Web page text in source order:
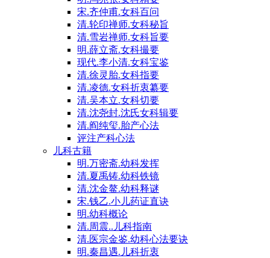
宋.齐仲甫.女科百问
清.轮印禅师.女科秘旨
清.雪岩禅师.女科旨要
明.薛立斋.女科撮要
现代.李小清.女科宝鉴
清.徐灵胎.女科指要
清.凌德.女科折衷纂要
清.吴本立.女科切要
清.沈尧封.沈氏女科辑要
清.阎纯玺.胎产心法
评注产科心法
儿科古籍
明.万密斋.幼科发挥
清.夏禹铸.幼科铁镜
清.沈金鳌.幼科释谜
宋.钱乙.小儿药证直诀
明.幼科概论
清.周震..儿科指南
清.医宗金鉴.幼科心法要诀
明.秦昌遇.儿科折衷